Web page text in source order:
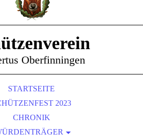
Oberfinningen
STARTSEITE
2023
CHRONIK